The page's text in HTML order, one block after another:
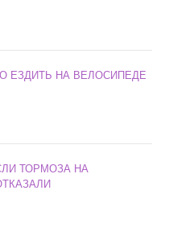
ЕЗДИТЬ НА ВЕЛОСИПЕДЕ
ТОРМОЗА НА